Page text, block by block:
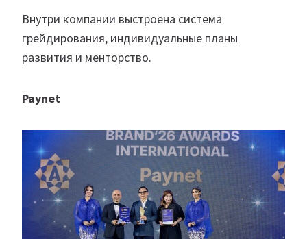
Внутри компании выстроена система
грейдирования, индивидуальные планы
развития и менторство.
Paynet